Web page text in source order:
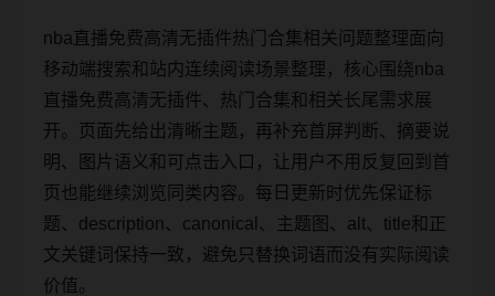
nba直播免费高清无插件热门合集相关问题整理面向
移动端搜索和站内连续阅读场景整理，核心围绕nba
直播免费高清无插件、热门合集和相关长尾需求展
开。页面先给出清晰主题，再补充首屏判断、摘要说
明、图片语义和可点击入口，让用户不用反复回到首
页也能继续浏览同类内容。每日更新时优先保证标
题、description、canonical、主题图、alt、title和正
文关键词保持一致，避免只替换词语而没有实际阅读
价值。